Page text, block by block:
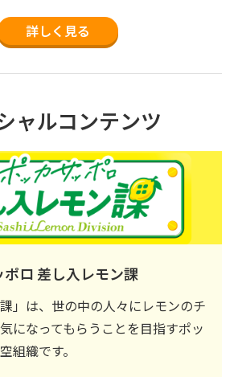
詳しく見る
ャルコンテンツ
ロ 差し入レモン課
課」は、世の中の人々にレモンのチ
になってもらうことを目指すポッ
組織です。